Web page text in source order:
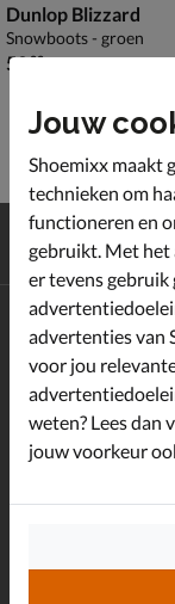
Dunlop Blizzard
Snowboots - groen
€ 59,99
59,99
Gratis
Achteraf
Altijd op de hoogte
Schrijf je in voor de
welkomstkorting!*
E-mailadres
Jouw
Shoemixx maakt
technieken om
functioneren en
gebruikt. Met het
er tevens gebruik
advertenties van
voor jou
weten? Lees dan
jouw voorkeur